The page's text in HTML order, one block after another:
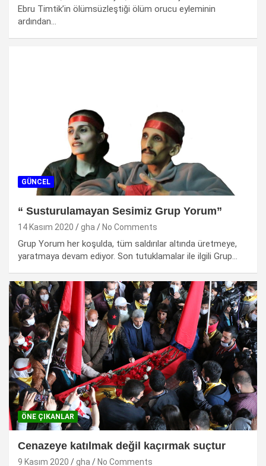
Ebru Timtik’in ölümsüzleştiği ölüm orucu eyleminin
ardından…
GÜNCEL
“ Susturulamayan Sesimiz Grup Yorum”
14 Kasım 2020 gha No Comments
Grup Yorum her koşulda, tüm saldırılar altında üretmeye,
yaratmaya devam ediyor. Son tutuklamalar ile ilgili Grup…
ÖNE ÇIKANLAR
Cenazeye katılmak değil kaçırmak suçtur
9 Kasım 2020 gha No Comments